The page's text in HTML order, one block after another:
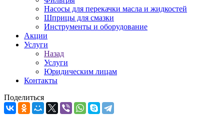
Насосы для перекачки масла и жидкостей
Шприцы для смазки
Инструменты и оборудование
Акции
Услуги
Назад
Услуги
Юридическим лицам
Контакты
Поделиться